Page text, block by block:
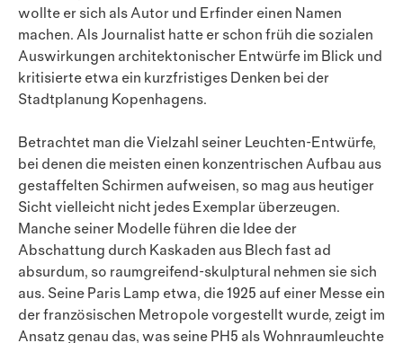
wollte er sich als Autor und Erfinder einen Namen
machen. Als Journalist hatte er schon früh die sozialen
Auswirkungen architektonischer Entwürfe im Blick und
kritisierte etwa ein kurzfristiges Denken bei der
Stadtplanung Kopenhagens.
Betrachtet man die Vielzahl seiner Leuchten-Entwürfe,
bei denen die meisten einen konzentrischen Aufbau aus
gestaffelten Schirmen aufweisen, so mag aus heutiger
Sicht vielleicht nicht jedes Exemplar überzeugen.
Manche seiner Modelle führen die Idee der
Abschattung durch Kaskaden aus Blech fast ad
absurdum, so raumgreifend-skulptural nehmen sie sich
aus. Seine Paris Lamp etwa, die 1925 auf einer Messe ein
der französischen Metropole vorgestellt wurde, zeigt im
Ansatz genau das, was seine PH5 als Wohnraumleuchte